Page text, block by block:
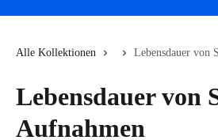
Alle Kollektionen Lebensdauer von
Lebensdauer von
Aufnahmen